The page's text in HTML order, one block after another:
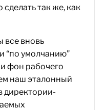
так же, как
все вновь
“по умолчанию”
фон рабочего
наш эталонный
директории-